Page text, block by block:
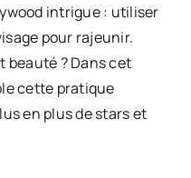
intrigue : utiliser
pour rajeunir.
beauté ? Dans cet
cette pratique
en plus de stars et